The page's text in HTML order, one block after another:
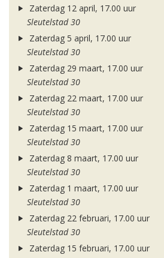
Zaterdag 12 april, 17.00 uur
Sleutelstad 30
Zaterdag 5 april, 17.00 uur
Sleutelstad 30
Zaterdag 29 maart, 17.00 uur
Sleutelstad 30
Zaterdag 22 maart, 17.00 uur
Sleutelstad 30
Zaterdag 15 maart, 17.00 uur
Sleutelstad 30
Zaterdag 8 maart, 17.00 uur
Sleutelstad 30
Zaterdag 1 maart, 17.00 uur
Sleutelstad 30
Zaterdag 22 februari, 17.00 uur
Sleutelstad 30
Zaterdag 15 februari, 17.00 uur